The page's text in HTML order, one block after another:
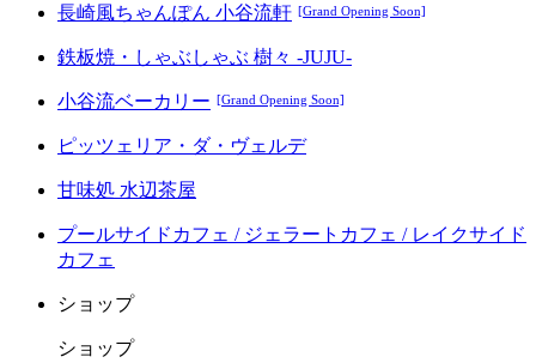
長崎風ちゃんぽん 小谷流軒 [Grand Opening Soon]
鉄板焼・しゃぶしゃぶ 樹々 -JUJU-
小谷流ベーカリー [Grand Opening Soon]
ピッツェリア・ダ・ヴェルデ
甘味処 水辺茶屋
プールサイドカフェ / ジェラートカフェ / レイクサイド
カフェ
ショップ
ショップ